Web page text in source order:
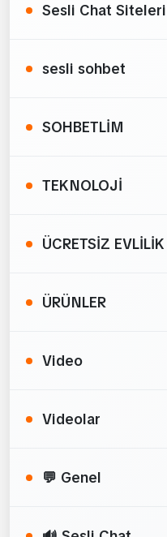
Sesli Chat Siteleri
sesli sohbet
SOHBETLİM
TEKNOLOJİ
ÜCRETSİZ EVLİLİK
ÜRÜNLER
Video
Videolar
💬 Genel